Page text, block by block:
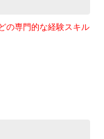
の専門的な経験スキル